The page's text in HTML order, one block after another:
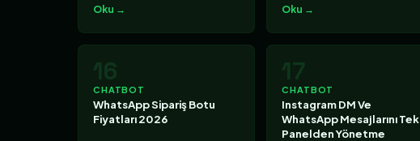
Oku → Oku →
16
CHATBOT
WhatsApp Sipariş Botu
Fiyatları 2026
17
CHATBOT
Instagram DM Ve
WhatsApp Mesajlarını Tek
Panelden Yönetme